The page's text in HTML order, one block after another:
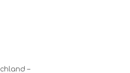
–